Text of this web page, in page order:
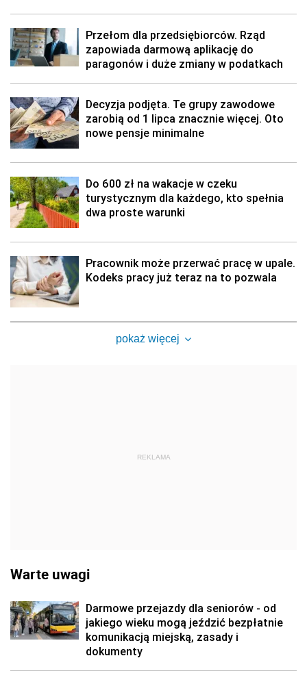
Przełom dla przedsiębiorców. Rząd
zapowiada darmową aplikację do
paragonów i duże zmiany w podatkach
Decyzja podjęta. Te grupy zawodowe
zarobią od 1 lipca znacznie więcej. Oto
nowe pensje minimalne
Do 600 zł na wakacje w czeku
turystycznym dla każdego, kto spełnia
dwa proste warunki
Pracownik może przerwać pracę w upale.
Kodeks pracy już teraz na to pozwala
pokaż więcej
REKLAMA
Warte uwagi
Darmowe przejazdy dla seniorów - od
jakiego wieku mogą jeździć bezpłatnie
komunikacją miejską, zasady i
dokumenty